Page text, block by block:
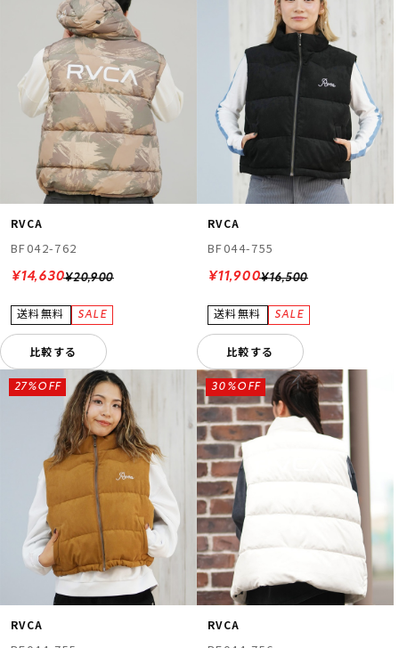
RVCA
BF042-762
¥20,900
¥14,630
比較する
RVCA
BF044-755
¥16,500
¥11,900
比較する
RVCA
27%OFF
RVCA
30%OFF